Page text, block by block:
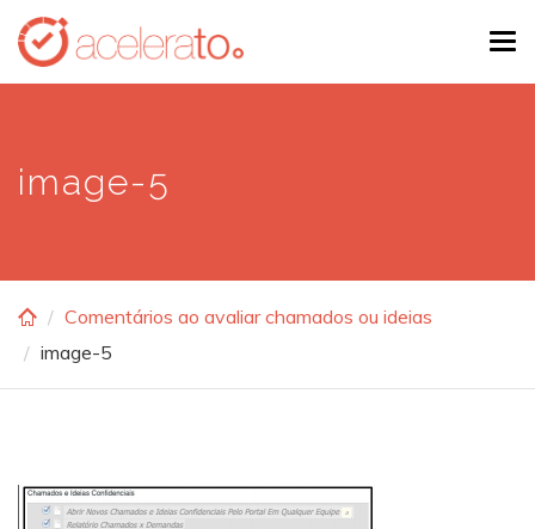
Skip
main
image-5
Comentários ao avaliar chamados ou ideias
image-5